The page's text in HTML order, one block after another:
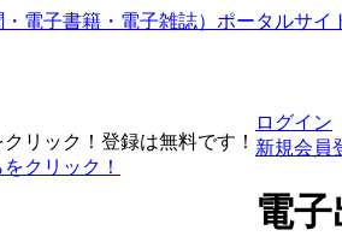
リック！登録は無料です！
クリック！
ログイン
新規会員
電